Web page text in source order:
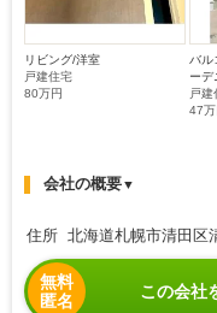
リビング/洋室
戸建住宅
80万円
バル
ーデ
戸建
47万
会社の概要▼
住所 北海道札幌市清田区
無料
匿名
この会社